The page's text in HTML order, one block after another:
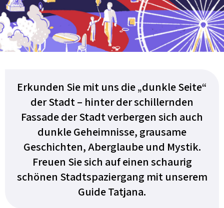
Erkunden Sie mit uns die „dunkle Seite“
der Stadt – hinter der schillernden
Fassade der Stadt verbergen sich auch
dunkle Geheimnisse, grausame
Geschichten, Aberglaube und Mystik.
Freuen Sie sich auf einen schaurig
schönen Stadtspaziergang mit unserem
Guide Tatjana.